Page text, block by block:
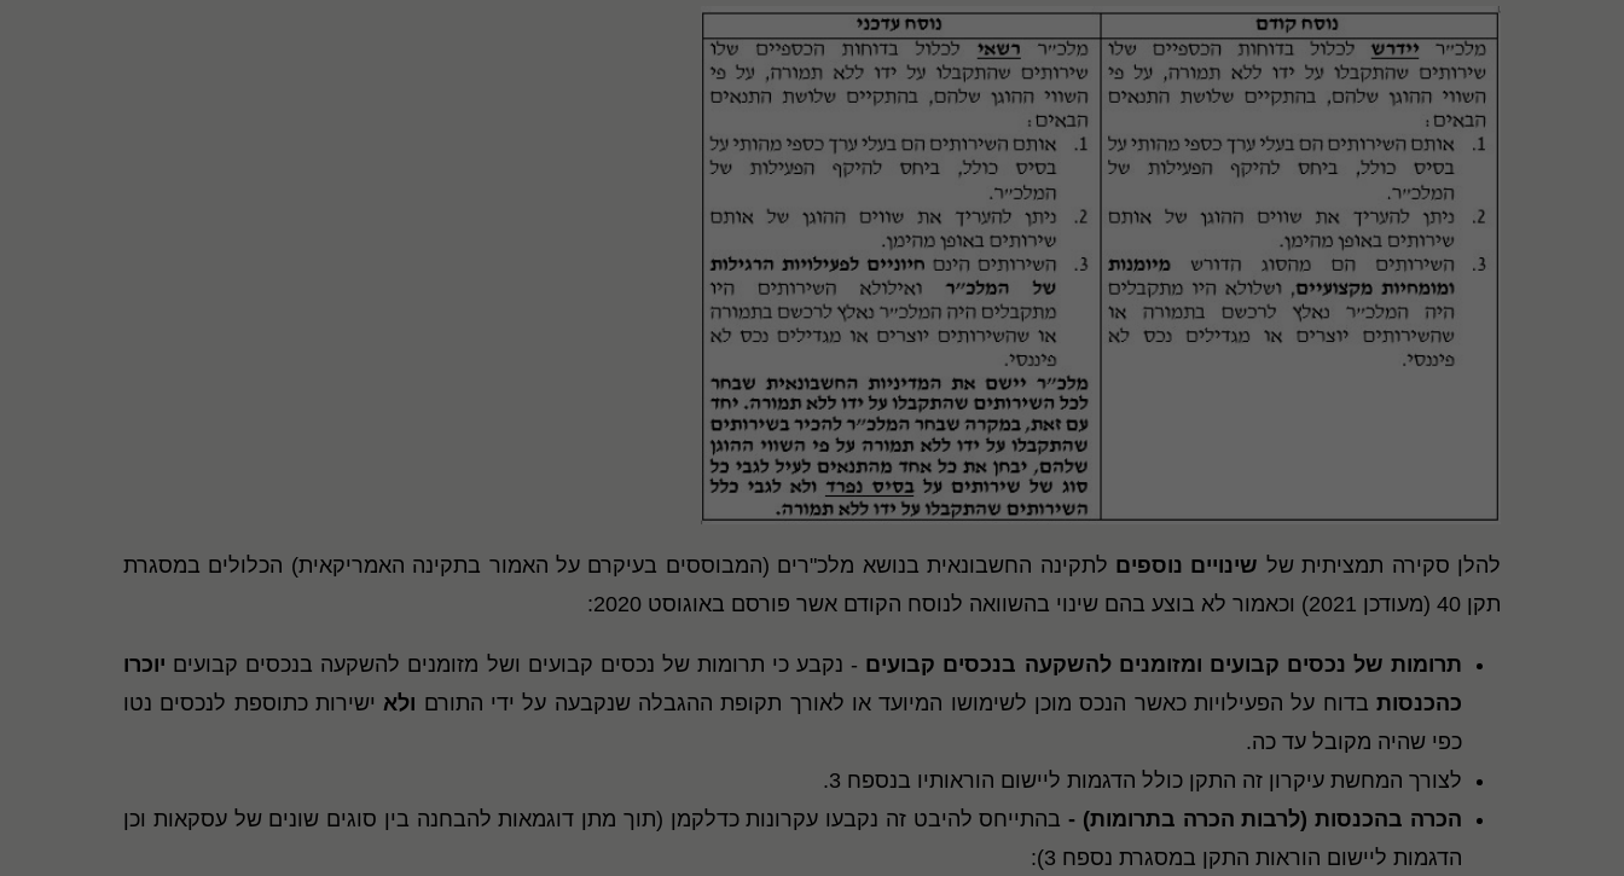
להלן סקירה תמציתית של שינויים נוספים לתקינה החשבונאית בנושא מלכ"רים (המבוססים בעיקרם על האמור בתקינה האמריקאית) הכלולים במסגרת
תקן 40 (מעודכן 2021) וכאמור לא בוצע בהם שינוי בהשוואה לנוסח הקודם אשר פורסם באוגוסט 2020:
תרומות של נכסים קבועים ומזומנים להשקעה בנכסים קבועים - נקבע כי תרומות של נכסים קבועים ושל מזומנים להשקעה בנכסים קבועים יוכרו
כהכנסותבדוח על הפעילויות כאשר הנכס מוכן לשימושו המיועד או לאורך תקופת ההגבלה שנקבעה על ידי התורם ולא ישירות כתוספת לנכסים נטו
כפי שהיה מקובל עד כה.
לצורך המחשת עיקרון זה התקן כולל הדגמות ליישום הוראותיו בנספח 3.
הכרה בהכנסות (לרבות הכרה בתרומות) - בהתייחס להיבט זה נקבעו עקרונות כדלקמן (תוך מתן דוגמאות להבחנה בין סוגים שונים של עסקאות וכן
הדגמות ליישום הוראות התקן במסגרת נספח 3):